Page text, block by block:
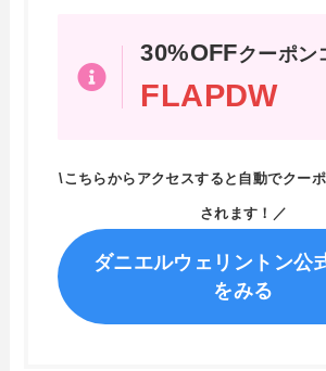
30%OFFクーポ
FLAPDW
\こちらからアクセスすると自動でクー
されます！／
ダニエルウェリントン公
をみる